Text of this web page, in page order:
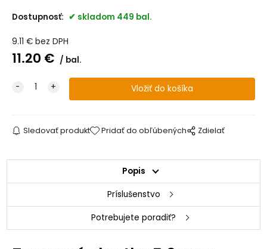
Dostupnosť: skladom 449 bal.
9.11 € bez DPH
11.20 € bal.
Sledovať produkt Pridať do obľúbených Zdielať
Popis
Príslušenstvo
Potrebujete poradiť?